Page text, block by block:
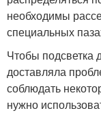
необходимы
специальных
Чтобы подсветка
доставляла
соблюдать
нужно